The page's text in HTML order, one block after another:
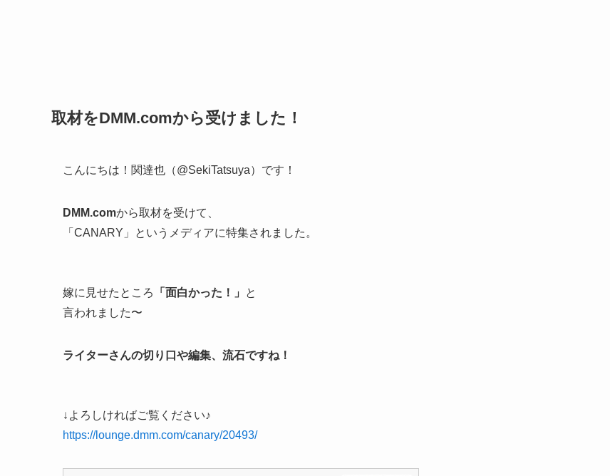
取材をDMM.comから受けました！
こんにちは！関達也（@SekiTatsuya）です！
DMM.comから取材を受けて、
「CANARY」というメディアに特集されました。
嫁に見せたところ 「面白かった！」
と
言われました〜
ライターさんの切り口や編集、流石ですね！
↓よろしければご覧ください♪
https://lounge.dmm.com/canary/20493/